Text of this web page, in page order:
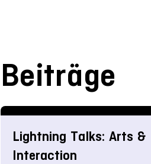
Beiträge
Lightning Talks: Arts &
Interaction